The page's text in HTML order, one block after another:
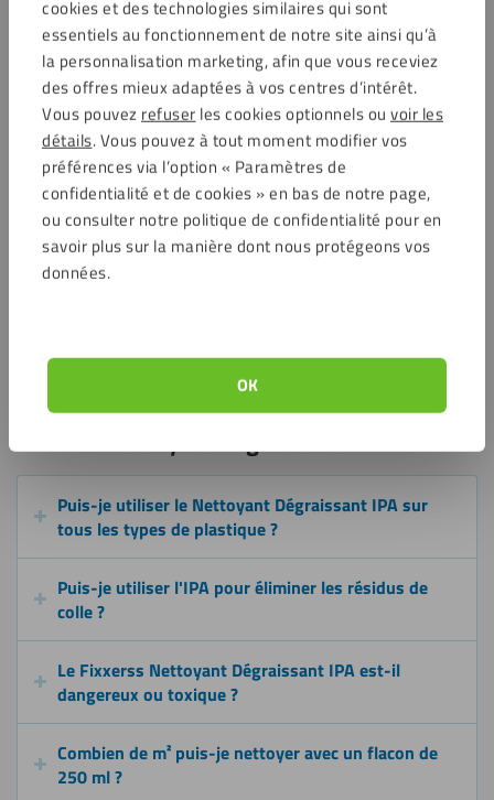
cookies et des technologies similaires qui sont
essentiels au fonctionnement de notre site ainsi qu’à
la personnalisation marketing, afin que vous receviez
des offres mieux adaptées à vos centres d’intérêt.
Vous pouvezrefuserles cookies optionnels ou voir les
détails. Vous pouvez à tout moment modifier vos
préférences via l’option « Paramètres de
confidentialité et de cookies » en bas de notre page,
ou consulter notre politique de confidentialité pour en
savoir plus sur la manière dont nous protégeons vos
données.
OK
s’utilise dans de nombreuses applications professionnelles et
pratiques.
Idéal comme prétraitement avant l’application de colles,
mastics, apprêts et rubans adhésifs double face.
Utilisable sur les plaques en plastique, les métaux, le verre
traditionnel et les composites.
Parfait pour la signalétique, le bâtiment, l’automobile, la
menuiserie et le travail du verre traditionnel.
Convient également pour éliminer les traces de doigts, les
résidus de colle et de silicone.
Questions fréquemment posées sur le
Fixxerss Nettoyant Dégraissant IPA
Puis-je utiliser le Nettoyant Dégraissant IPA sur
tous les types de plastique ?
Puis-je utiliser l'IPA pour éliminer les résidus de
colle ?
Le Fixxerss Nettoyant Dégraissant IPA est-il
dangereux ou toxique ?
Combien de m² puis-je nettoyer avec un flacon de
250 ml ?